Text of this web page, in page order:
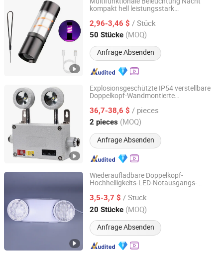
kompakt hell leistungsstark
CampingLicht
2,96-3,46 $ / Stück
50 Stücke (MOQ)
Anfrage Absenden
Ningbo Bone International Trading Co., Ltd.
Zhejiang, China Seit 2022
Explosionsgeschützte IP54 verstellbare
Doppelkopf-Wandmontierte
Notausgangsleuchte Wenzhou
explosionsgeschützte Notlampe
36,7-38,6 $ / pieces
2 pieces (MOQ)
Anfrage Absenden
Shenhai Explosion Proof Technology Co., Ltd.
Zhejiang, China Seit 2024
Wiederaufladbare Doppelkopf-
Hochhelligkeits-LED-Notausgangs-
3,5-3,7 $ / Stück
20 Stücke (MOQ)
Anfrage Absenden
Jiangmen ZST Lighting Technology Co., Ltd
Guangdong, China Seit 2024